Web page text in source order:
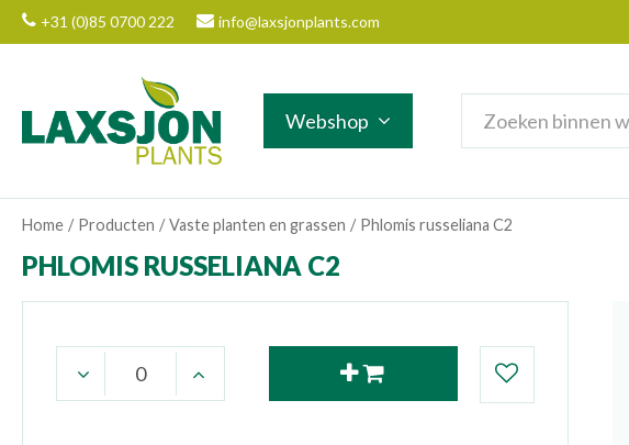
Ga
naar
Home Producten Vaste planten en grassen Phlomis russeliana C2
+31 (0)85 0700 222 info@laxsjonplants.com
Webshop
PHLOMIS RUSSELIANA C2